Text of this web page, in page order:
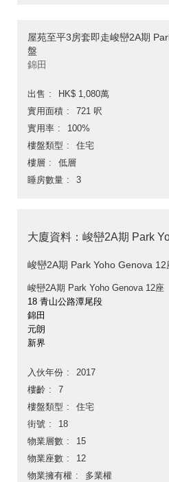
屋苑至平3房套即走峻巒2A期
盤
錦田
出售
HK$ 1,080萬
實用面積
721 呎
實用率
100%
樓盤類型
住宅
樓層
低層
睡房數量
3
大廈資料：峻巒2A期 Park
峻巒2A期 Park Yoho Genova 12
峻巒2A期 Park Yoho Genova 12座
18 青山公路潭尾段
錦田
元朗
新界
入伙年份
2017
樓齡
7
樓盤類型
住宅
街號
18
物業層數
15
物業座數
12
物業擁有權
多業權